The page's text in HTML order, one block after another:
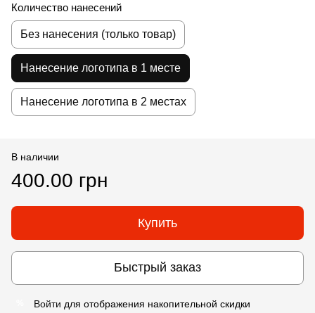
Количество нанесений
Без нанесения (только товар)
Нанесение логотипа в 1 месте
Нанесение логотипа в 2 местах
В наличии
400.00 грн
Купить
Быстрый заказ
Войти для отображения накопительной скидки